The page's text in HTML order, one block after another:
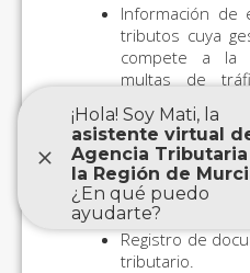
Información de
tributos cuya
compete a la
multas de
catastral de
de
convenios
los
más información
Obtención Cl@ve
Registro de
tributario.